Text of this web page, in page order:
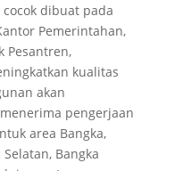
dibuat pada
Pemerintahan,
Pesantren,
kualitas
akan
pengerjaan
area Bangka,
Bangka